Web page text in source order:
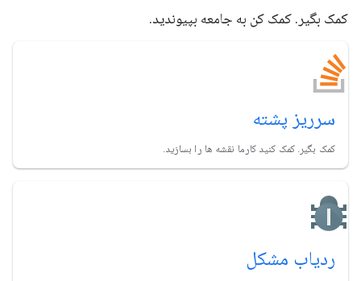
کمک بگیر. کمک کن به جامعه بپیوندید.
سرریز پشته
کمک بگیر. کمک کنید کارما نقشه ها را بسازید.
ردیاب مشکل